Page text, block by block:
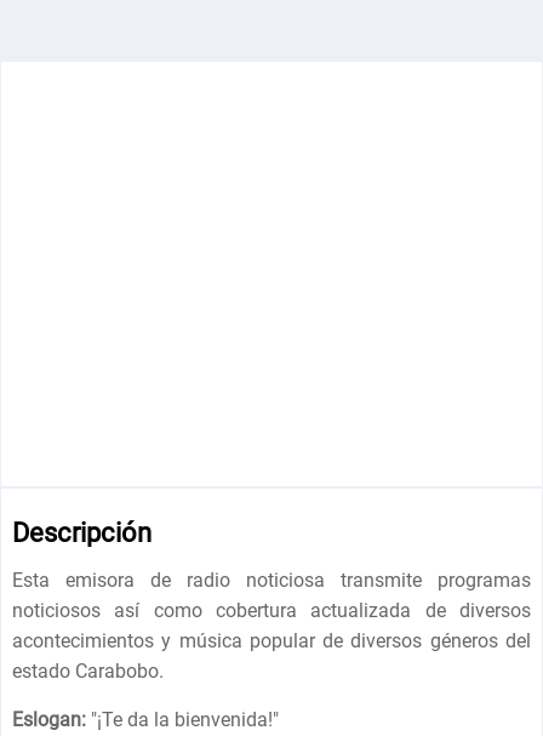
Descripción
Esta emisora ​​de radio noticiosa transmite programas
noticiosos así como cobertura actualizada de diversos
acontecimientos y música popular de diversos géneros del
estado Carabobo.
Eslogan: "¡Te da la bienvenida!"